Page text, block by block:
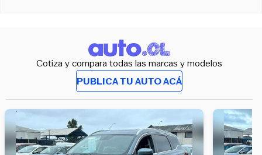
Cotiza y compara todas las marcas y modelos
PUBLICA TU AUTO ACÁ